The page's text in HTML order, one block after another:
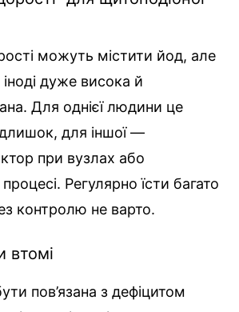
можуть містити йод, але
іноді дуже висока й
Для однієї людини це
для іншої —
при вузлах або
Регулярно їсти багато
контролю не варто.
втомі
пов’язана з дефіцитом